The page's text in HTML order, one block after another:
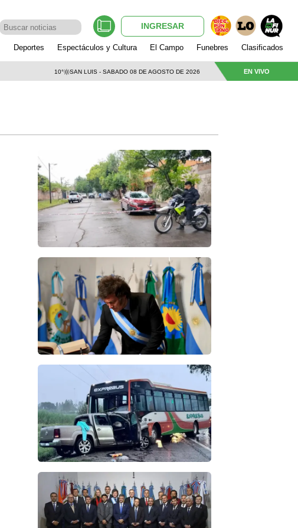
INGRESAR
Deportes Espectáculos y Cultura El Campo Funebres Clasificados
10° SAN LUIS - SABADO 08 DE AGOSTO DE 2026 EN VIVO